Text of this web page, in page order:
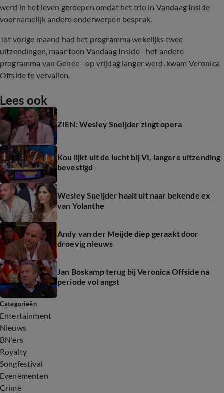
werd in het leven geroepen omdat het trio in Vandaag Inside
voornamelijk andere onderwerpen besprak.
Tot vorige maand had het programma wekelijks twee
uitzendingen, maar toen Vandaag Inside - het andere
programma van Genee - op vrijdag langer werd, kwam Veronica
Offside te vervallen.
Lees ook
ZIEN: Wesley Sneijder zingt opera
Kou lijkt uit de lucht bij VI, langere uitzending
bevestigd
Wesley Sneijder haalt uit naar bekende ex
van Yolanthe
Andy van der Meijde diep geraakt door
droevig nieuws
Jan Boskamp terug bij Veronica Offside na
periode vol angst
Categorieën
Entertainment
Nieuws
BN'ers
Royalty
Songfestival
Evenementen
Crime